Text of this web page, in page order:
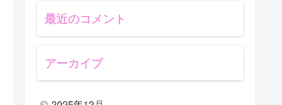
最近のコメント
アーカイブ